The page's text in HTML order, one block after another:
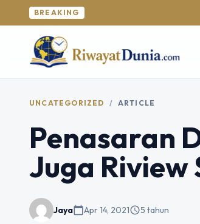
BREAKING
UNCATEGORIZED / ARTICLE
Penasaran
Juga Riview
Jayacalendar_todayApr 14, 2021schedule5 tahun